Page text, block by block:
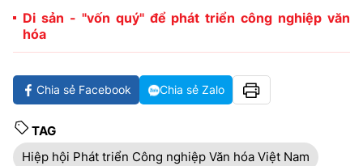
Di sản - "vốn quý" để phát triển công nghiệp văn
hóa
Chia sẻ Facebook Chia sẻ Zalo
TAG
Hiệp hội Phát triển Công nghiệp Văn hóa Việt Nam